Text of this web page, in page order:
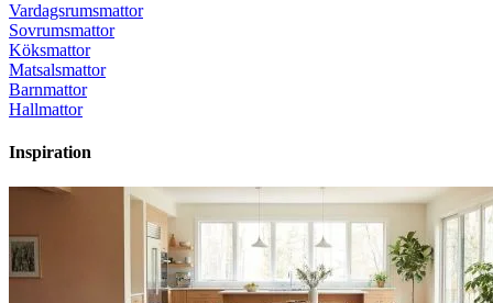
Vardagsrumsmattor
Sovrumsmattor
Köksmattor
Matsalsmattor
Barnmattor
Hallmattor
Inspiration